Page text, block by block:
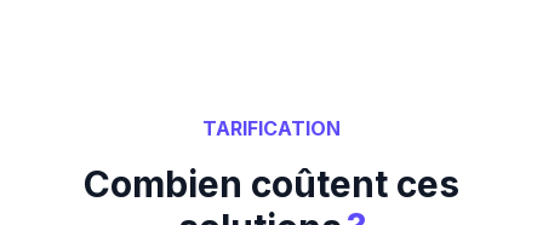
TARIFICATION
Combien coûtent ces